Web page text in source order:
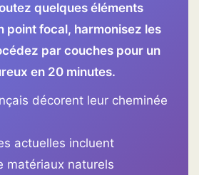
quelques éléments
point focal, harmonisez les
par couches pour un
en 20 minutes.
décorent leur cheminée
actuelles incluent
matériaux naturels